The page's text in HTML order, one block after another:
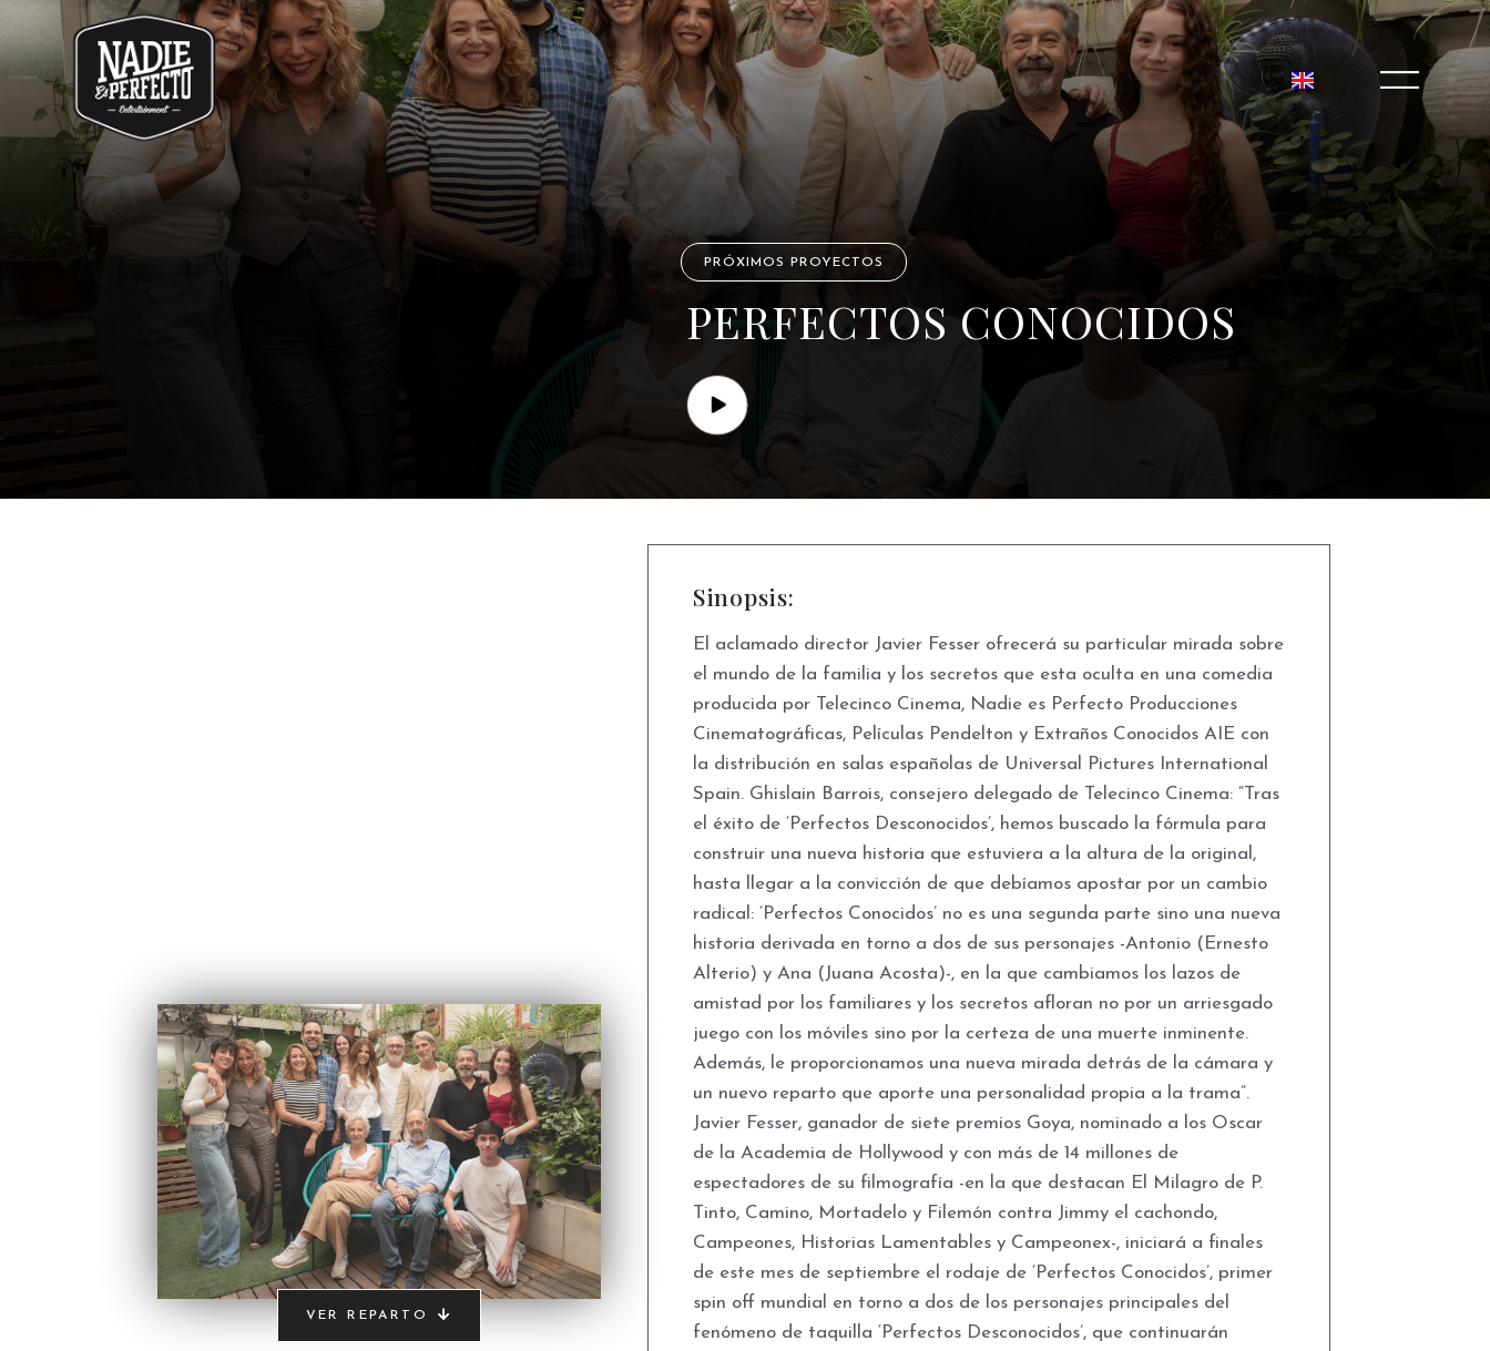
PRÓXIMOS PROYECTOS
PERFECTOS CONOCIDOS
VER REPARTO
Sinopsis:
El aclamado director Javier Fesser ofrecerá su particular mirada sobre
el mundo de la familia y los secretos que esta oculta en una comedia
producida por Telecinco Cinema, Nadie es Perfecto Producciones
Cinematográficas, Películas Pendelton y Extraños Conocidos AIE con
la distribución en salas españolas de Universal Pictures International
Spain. Ghislain Barrois, consejero delegado de Telecinco Cinema: “Tras
el éxito de ‘Perfectos Desconocidos’, hemos buscado la fórmula para
construir una nueva historia que estuviera a la altura de la original,
hasta llegar a la convicción de que debíamos apostar por un cambio
radical: ‘Perfectos Conocidos’ no es una segunda parte sino una nueva
historia derivada en torno a dos de sus personajes -Antonio (Ernesto
Alterio) y Ana (Juana Acosta)-, en la que cambiamos los lazos de
amistad por los familiares y los secretos afloran no por un arriesgado
juego con los móviles sino por la certeza de una muerte inminente.
Además, le proporcionamos una nueva mirada detrás de la cámara y
un nuevo reparto que aporte una personalidad propia a la trama”.
Javier Fesser, ganador de siete premios Goya, nominado a los Oscar
de la Academia de Hollywood y con más de 14 millones de
espectadores de su filmografía -en la que destacan El Milagro de P.
Tinto, Camino, Mortadelo y Filemón contra Jimmy el cachondo,
Campeones, Historias Lamentables y Campeonex-, iniciará a finales
de este mes de septiembre el rodaje de ‘Perfectos Conocidos’, primer
spin off mundial en torno a dos de los personajes principales del
fenómeno de taquilla ‘Perfectos Desconocidos’, que continuarán